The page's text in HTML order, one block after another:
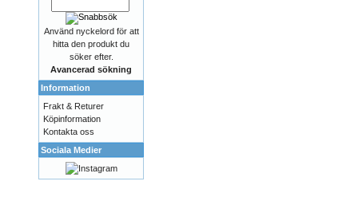
Använd nyckelord för att
hitta den produkt du
söker efter.
Avancerad sökning
Information
Frakt & Returer
Köpinformation
Kontakta oss
Sociala Medier